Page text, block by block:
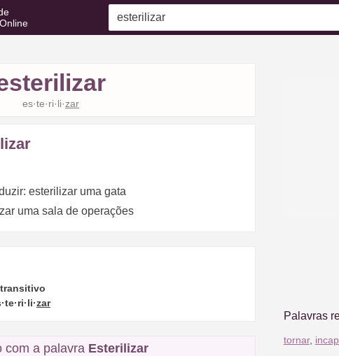
es·te·ri·li·zar
esterilizar uma gata
uma sala de operações
zar
com a palavra Esterilizar
Palavras
tornar,